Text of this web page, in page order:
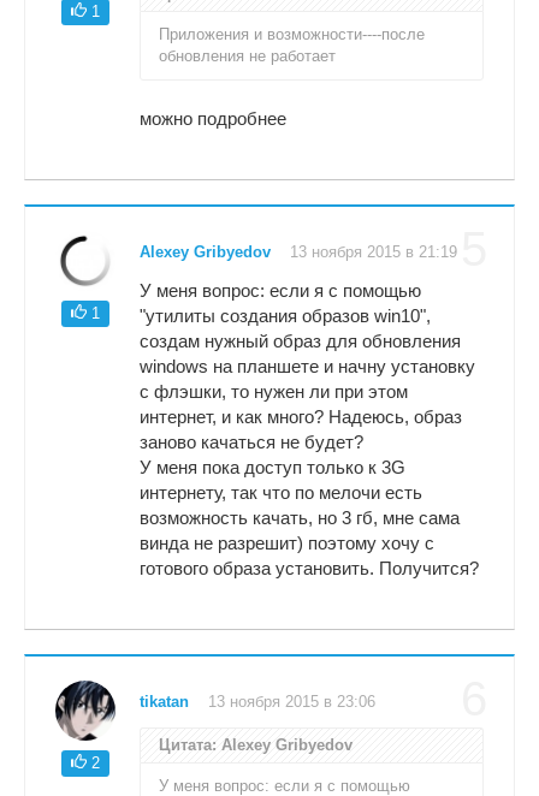
1
Приложения и возможности----после
обновления не работает
можно подробнее
1
Alexey Gribyedov 13 ноября 2015 в 21:19
У меня вопрос: если я с помощью
"утилиты создания образов win10",
создам нужный образ для обновления
windows на планшете и начну установку
с флэшки, то нужен ли при этом
интернет, и как много? Надеюсь, образ
заново качаться не будет?
У меня пока доступ только к 3G
интернету, так что по мелочи есть
возможность качать, но 3 гб, мне сама
винда не разрешит) поэтому хочу с
готового образа установить. Получится?
2
tikatan 13 ноября 2015 в 23:06
Цитата: Alexey Gribyedov
У меня вопрос: если я с помощью